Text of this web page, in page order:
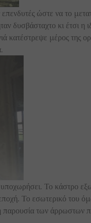
ώστε να το
δυσβάσταχτο κι έτσι η
κατέστρεψε μέρος της
Το κάστρο
Το εσωτερικό του
των άρρωστων